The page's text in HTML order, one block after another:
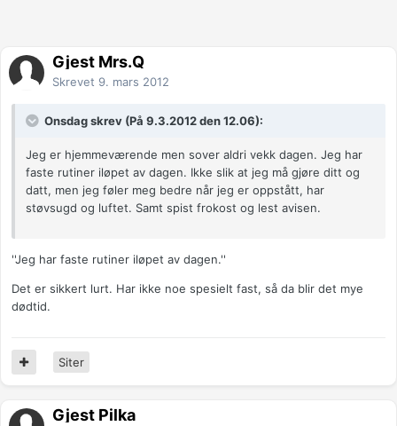
Gjest Mrs.Q
Skrevet 9. mars 2012
Onsdag skrev (På 9.3.2012 den 12.06):
Jeg er hjemmeværende men sover aldri vekk dagen. Jeg har
faste rutiner iløpet av dagen. Ikke slik at jeg må gjøre ditt og
datt, men jeg føler meg bedre når jeg er oppstått, har
støvsugd og luftet. Samt spist frokost og lest avisen.
''Jeg har faste rutiner iløpet av dagen.''
Det er sikkert lurt. Har ikke noe spesielt fast, så da blir det mye
dødtid.
Siter
Gjest Pilka